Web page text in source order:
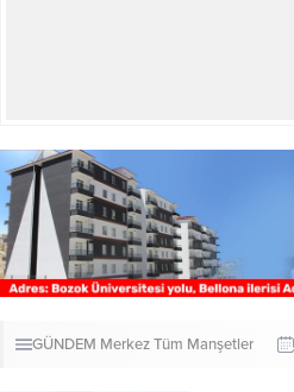
GÜNDEM MerkezTüm Manşetler